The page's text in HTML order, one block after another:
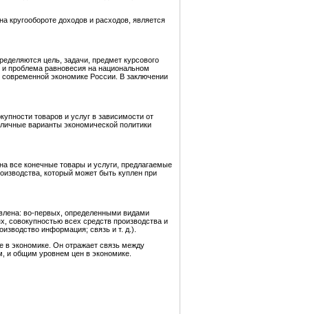
кругообороте доходов и расходов, является
цель, задачи, предмет курсового
проблема равновесия на национальном
экономике России. В заключении
товаров и услуг в зависимости от
варианты экономической политики
все конечные товары и услуги, предлагаемые
который может быть куплен при
во-первых, определенными видами
совокупностью всех средств производства и
информация; связь и т. д.).
в экономике. Он отражает связь между
и общим уровнем цен в экономике.